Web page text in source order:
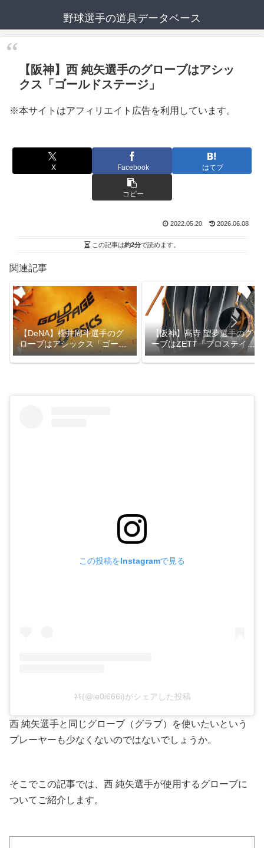
野球選手の道具データベース
【阪神】西 純矢選手のグローブはアシッ
クス「ゴールドステージ」
※本サイトはアフィリエイト広告を利用しています。
X Facebook はてブ
コピー
2022.05.20 2026.06.08
この記事は約2分で読めます。
関連記事
【DeNA】櫻井周斗選手のグ
ローブはアシックス「ゴール
ドステージ」
【阪神】髙寺 望夢選手のグロ
ーブはZETT「プロステイタ
ス」
この投稿をInstagramで見る
ﾈｷ(@ie0i666i)がシェアした投稿
西 純矢選手と同じグローブ（グラブ）を使いたいという
プレーヤーも少なくないのではないでしょうか。
そこでこの記事では、西 純矢選手が使用するグローブに
ついてご紹介します。